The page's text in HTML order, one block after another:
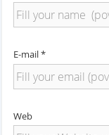
E-mail *
Web